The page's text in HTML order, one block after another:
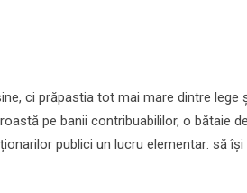
ci prăpastia tot mai mare dintre lege
pe banii contribuabililor, o bătaie
publici un lucru elementar: să